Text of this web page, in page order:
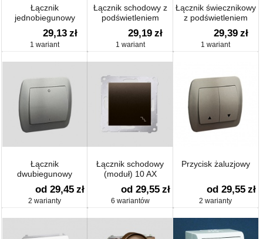
Łącznik
jednobiegunowy
29,13 zł
1 wariant
Łącznik schodowy z
podświetleniem
29,19 zł
1 wariant
Łącznik świecznikowy
z podświetleniem
29,39 zł
1 wariant
Łącznik
dwubiegunowy
od 29,45 zł
2 warianty
Łącznik schodowy
(moduł) 10 AX
od 29,55 zł
6 wariantów
Przycisk żaluzjowy
od 29,55 zł
2 warianty